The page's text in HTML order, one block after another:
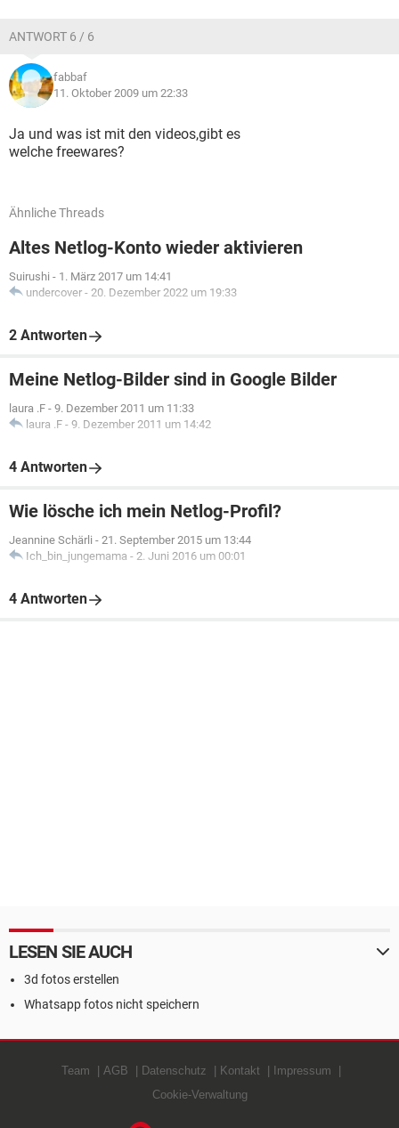
ANTWORT 6 / 6
fabbaf
11. Oktober 2009 um 22:33
Ja und was ist mit den videos,gibt es
welche freewares?
Ähnliche Threads
Altes Netlog-Konto wieder aktivieren
Suirushi - 1. März 2017 um 14:41
undercover - 20. Dezember 2022 um 19:33
2 Antworten
Meine Netlog-Bilder sind in Google Bilder
laura .F - 9. Dezember 2011 um 11:33
laura .F - 9. Dezember 2011 um 14:42
4 Antworten
Wie lösche ich mein Netlog-Profil?
Jeannine Schärli - 21. September 2015 um 13:44
Ich_bin_jungemama - 2. Juni 2016 um 00:01
4 Antworten
LESEN SIE AUCH
3d fotos erstellen
Whatsapp fotos nicht speichern
Team AGB Datenschutz Kontakt
Impressum
Cookie-Verwaltung